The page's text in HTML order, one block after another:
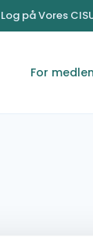
Log på Vores
For